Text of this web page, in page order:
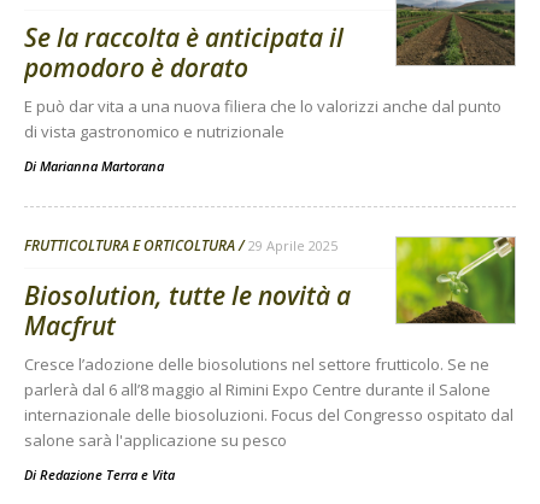
Se la raccolta è anticipata il
pomodoro è dorato
E può dar vita a una nuova filiera che lo valorizzi anche dal punto
di vista gastronomico e nutrizionale
Di Marianna Martorana
FRUTTICOLTURA E ORTICOLTURA 29 Aprile 2025
Biosolution, tutte le novità a
Macfrut
Cresce l’adozione delle biosolutions nel settore frutticolo. Se ne
parlerà dal 6 all’8 maggio al Rimini Expo Centre durante il Salone
internazionale delle biosoluzioni. Focus del Congresso ospitato dal
salone sarà l'applicazione su pesco
Di Redazione Terra e Vita